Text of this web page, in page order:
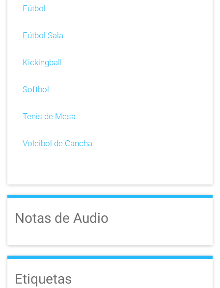
Fútbol
Fútbol Sala
Kickingball
Softbol
Tenis de Mesa
Voleibol de Cancha
Notas de Audio
Etiquetas